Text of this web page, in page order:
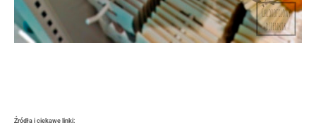
Źródła i ciekawe linki: